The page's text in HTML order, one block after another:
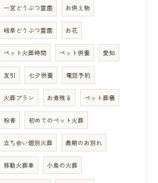
一宮どうぶつ霊園 お供え物
岐阜どうぶつ霊園 お花
ペット火葬時間 ペット供養 愛知
友引 七夕供養 電話予約
火葬プラン お骨残る ペット葬儀
粉骨 初めてのペット火葬
立ち会い個別火葬 最期のお別れ
移動火葬車 小鳥の火葬